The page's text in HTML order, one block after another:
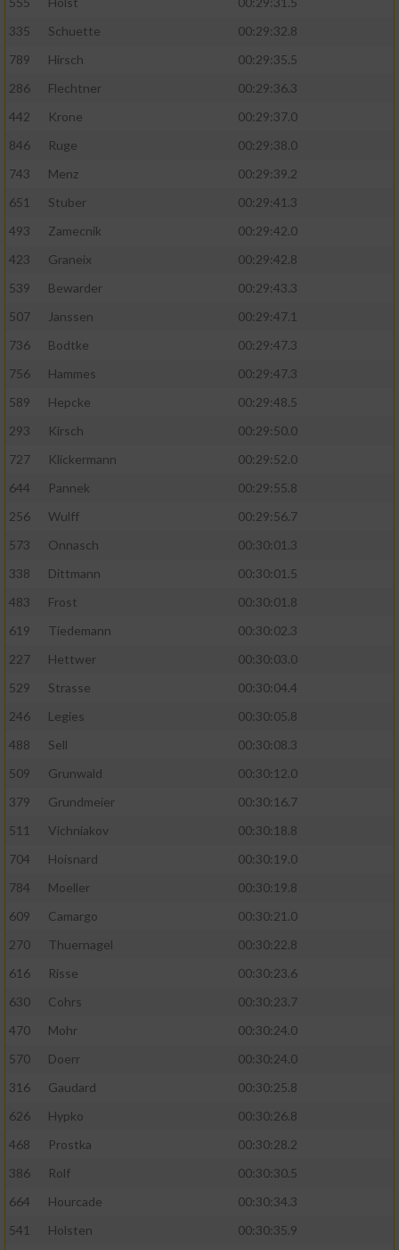
335
Schuette
00:29:32.8
789
Hirsch
00:29:35.5
286
Flechtner
00:29:36.3
442
Krone
00:29:37.0
846
Ruge
00:29:38.0
743
Menz
00:29:39.2
651
Stuber
00:29:41.3
493
Zamecnik
00:29:42.0
423
Graneix
00:29:42.8
539
Bewarder
00:29:43.3
507
Janssen
00:29:47.1
736
Bodtke
00:29:47.3
756
Hammes
00:29:47.3
589
Hepcke
00:29:48.5
293
Kirsch
00:29:50.0
727
Klickermann
00:29:52.0
644
Pannek
00:29:55.8
256
Wulff
00:29:56.7
573
Onnasch
00:30:01.3
338
Dittmann
00:30:01.5
483
Frost
00:30:01.8
619
Tiedemann
00:30:02.3
227
Hettwer
00:30:03.0
529
Strasse
00:30:04.4
246
Legies
00:30:05.8
488
Sell
00:30:08.3
509
Grunwald
00:30:12.0
379
Grundmeier
00:30:16.7
511
Vichniakov
00:30:18.8
704
Hoisnard
00:30:19.0
784
Moeller
00:30:19.8
609
Camargo
00:30:21.0
270
Thuernagel
00:30:22.8
616
Risse
00:30:23.6
630
Cohrs
00:30:23.7
470
Mohr
00:30:24.0
570
Doerr
00:30:24.0
316
Gaudard
00:30:25.8
626
Hypko
00:30:26.8
468
Prostka
00:30:28.2
386
Rolf
00:30:30.5
664
Hourcade
00:30:34.3
541
Holsten
00:30:35.9
Verwendung reduzierter Daten zur Auswahl
Erstellung von Profilen für personalisierte
Werbung
Verwendung von Profilen zur Auswahl
personalisierter Werbung
von Inhalten
personalisierter Inhalte
Messung der Werbeleistung
Messung der Performance von Inhalten
Analyse von Zielgruppen durch Statistiken
oder Kombinationen von Daten aus
Verwendung reduzierter Daten zur Auswahl
von Inhalten
IAB-Besonderheiten:
Verwendung genauer Standortdaten
Geräte anhand von aktiv angeforderten
Notwendig
Performance